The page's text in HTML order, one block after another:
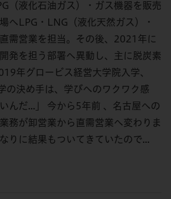
（液化石油ガス）・ガス機器を販売
へLPG・LNG（液化天然ガス）・
需営業を担当。その後、2021年に
発を担う部署へ異動し、主に脱炭素
年グロービス経営大学院入学、
決め手は、学びへのワクワク感
んだ...」 今から5年前 、名古屋への
務が卸営業から直需営業へ変わりま
りに結果もついてきていたので...